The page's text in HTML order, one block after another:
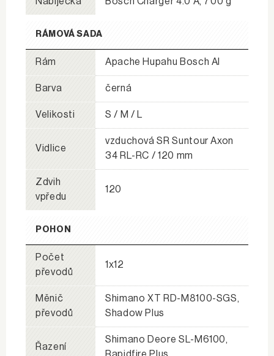
RÁMOVÁ SADA
Rám Apache Hupahu Bosch Al
Barva černá
Velikosti S / M / L
Vidlice
vzduchová SR Suntour Axon
34 RL-RC / 120 mm
Zdvih
vpředu
120
POHON
Počet
převodů
1x12
Měnič
převodů
Shimano XT RD-M8100-SGS,
Shadow Plus
Řazení
Shimano Deore SL-M6100,